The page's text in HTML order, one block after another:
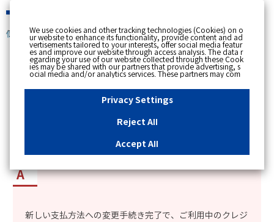
個人のお客さま
[ トップへ戻る ]
カテゴリー表示
更新日時 : 2024/11/01 15:15
新しい支払方法への変更手続き完了で、ご利用中のクレジ
We use cookies and other tracking technologies (Cookies) on o
ur website to enhance its functionality, provide content and ad
vertisements tailored to your interests, offer social media featur
es and improve our website through access analysis. The data r
egarding your use of our website collected through these Cook
ies may be shared with our partners that provide advertising, s
ocial media and/or analytics services. These partners may com
bine the data shared by us with other data that you have provi
ded to them or that they have collected from your use of their s
ervices or other websites to analyse and optimise advertisemen
ts delivered to you by businesses other than us on the internet.
essary Cookies, please click "Reject All". If you agree to the use
of all Cookies, please click "Accept All". To select your preferen
u can change your consent or rejection settings at any time by c
"Privacy Settings"button on this banner or through y
our browser's "Settings". For more information regarding the pr
site, please refer to the link below.Cookies DetailsPrivacy Polic
y
Privacy Settings
Reject All
Accept All